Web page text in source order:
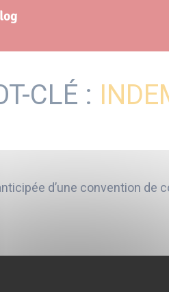
CLÉ :
d’une convention de